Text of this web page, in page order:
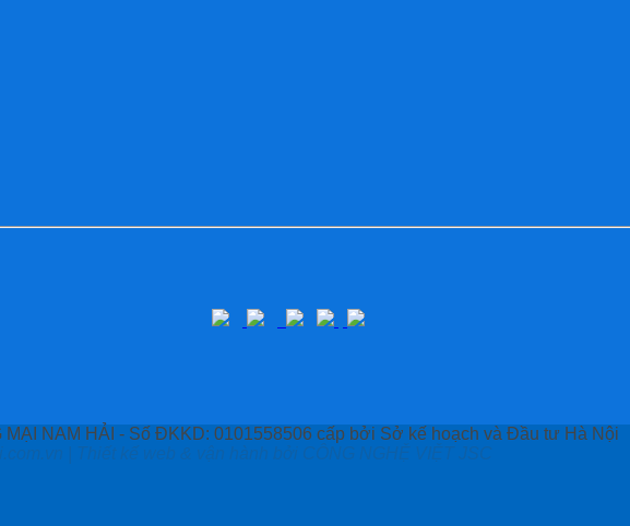
NAM HẢI - Số ĐKKD: 0101558506 cấp bởi Sở kế hoạch và Đầu tư Hà Nội
| Thiết kế web & vận hành bởi CÔNG NGHỆ VIỆT JSC